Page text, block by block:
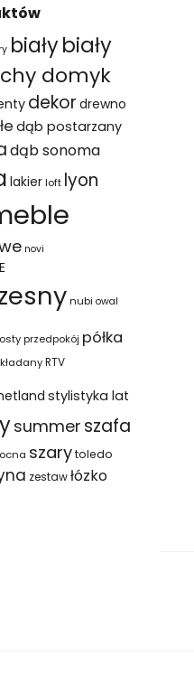
białybiały
domyk
dekor drewno
dąb postarzany
dąb sonoma
lakierloft lyon
novi
nubi owal
przedpokój półka
RTV
stylistyka lat
summer szafa
szarytoledo
zestawłózko